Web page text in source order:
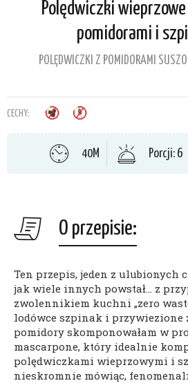
Polędwiczki
pomidorami i
POLĘDWICZKI Z POMIDORAMI
CECHY:
40M Porcji: 6
O przepisie:
Ten przepis, jeden z ulubionych
jak wiele innych powstał… z
zwolennikiem kuchni „zero
lodówce szpinak i przywiezione
pomidory skomponowałam w
mascarpone, który idealnie
polędwiczkami wieprzowymi i
nieskromnie mówiąc,